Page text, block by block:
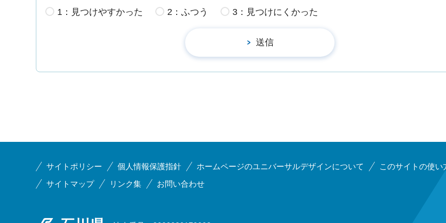
1：見つけやすかった
2：ふつう 3：見つけにくかった
サイトポリシー 個人情報保護指針 ホームページのユニバーサルデザインについて このサイトの使い
サイトマップ リンク集 お問い合わせ